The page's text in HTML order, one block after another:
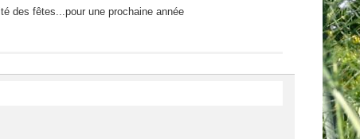
des fêtes...pour une prochaine année